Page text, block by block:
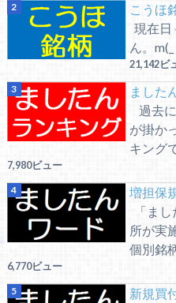
こうほ
現在日
ん。
21,142ビ
ました
過去
が掛か
キング
7,980ビュー
増担保
「ま
所が実
個別銘
6,770ビュー
新規買